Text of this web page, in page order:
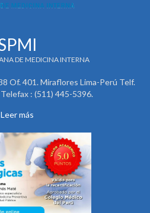
DE MEDICINA INTERNA
Of. 401. Miraflores Lima-Perú Telf.
: (511) 445-5396.
Leer más